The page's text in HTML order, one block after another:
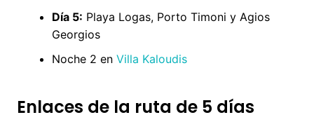
Día 5: Playa Logas, Porto Timoni y Agios
Georgios
Noche 2 en Villa Kaloudis
Enlaces de la ruta de 5 días